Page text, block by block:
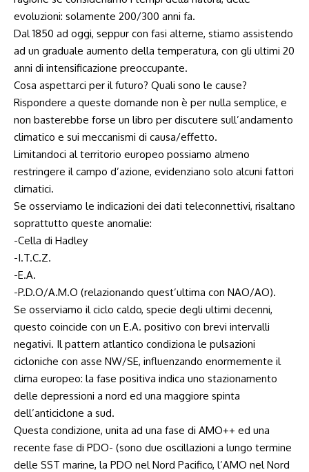
evoluzioni: solamente 200/300 anni fa.
Dal 1850 ad oggi, seppur con fasi alterne, stiamo assistendo
ad un graduale aumento della temperatura, con gli ultimi 20
anni di intensificazione preoccupante.
Cosa aspettarci per il futuro? Quali sono le cause?
Rispondere a queste domande non è per nulla semplice, e
non basterebbe forse un libro per discutere sull’andamento
climatico e sui meccanismi di causa/effetto.
Limitandoci al territorio europeo possiamo almeno
restringere il campo d’azione, evidenziano solo alcuni fattori
climatici.
Se osserviamo le indicazioni dei dati teleconnettivi, risaltano
soprattutto queste anomalie:
-Cella di Hadley
-I.T.C.Z.
-E.A.
-P.D.O/A.M.O (relazionando quest’ultima con NAO/AO).
Se osserviamo il ciclo caldo, specie degli ultimi decenni,
questo coincide con un E.A. positivo con brevi intervalli
negativi. Il pattern atlantico condiziona le pulsazioni
cicloniche con asse NW/SE, influenzando enormemente il
clima europeo: la fase positiva indica uno stazionamento
delle depressioni a nord ed una maggiore spinta
dell’anticiclone a sud.
Questa condizione, unita ad una fase di AMO++ ed una
recente fase di PDO- (sono due oscillazioni a lungo termine
delle SST marine, la PDO nel Nord Pacifico, l’AMO nel Nord